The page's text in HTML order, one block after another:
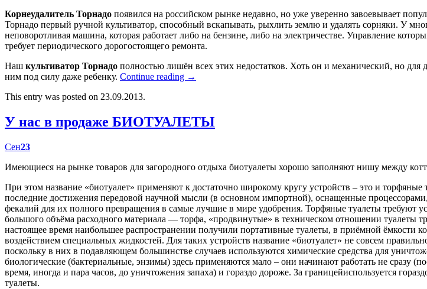
Корнеудалитель Торнадо появился на российском рынке недавно, но уже уверенно завоевывает
Торнадо первый ручной культиватор, способный вскапывать, рыхлить землю и удалять сорняки. У
неповоротливая машина, которая работает либо на бензине, либо на электричестве. Управление
требует периодического дорогостоящего ремонта.
Наш культиватор Торнадо полностью лишён всех этих недостатков. Хоть он и механический, но
ним под силу даже ребенку. Continue reading →
This entry was posted on 23.09.2013.
У нас в продаже БИОТУАЛЕТЫ
Сен23
Имеющиеся на рынке товаров для загородного отдыха биотуалеты хорошо заполняют нишу между
При этом название «биотуалет» применяют к достаточно широкому кругу устройств – это и
последние достижения передовой научной мысли (в основном импортной), оснащенные
фекалий для их полного превращения в самые лучшие в мире удобрения. Торфяные туалеты требуют
большого объёма расходного материала — торфа, «продвинутые» в техническом отношении туалеты
настоящее время наибольшее распространении получили портативные туалеты, в приёмной ёмкости
воздействием специальных жидкостей. Для таких устройств название «биотуалет» не совсем
поскольку в них в подавляющем большинстве случаев используются химические средства для
биологические (бактериальные, энзимы) здесь применяются мало – они начинают работать не сразу
время, иногда и пара часов, до уничтожения запаха) и гораздо дороже. За границейиспользуется
туалеты.